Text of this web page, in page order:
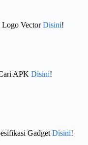
Logo VectorDisini!
APK Disini!
Gadget Disini!